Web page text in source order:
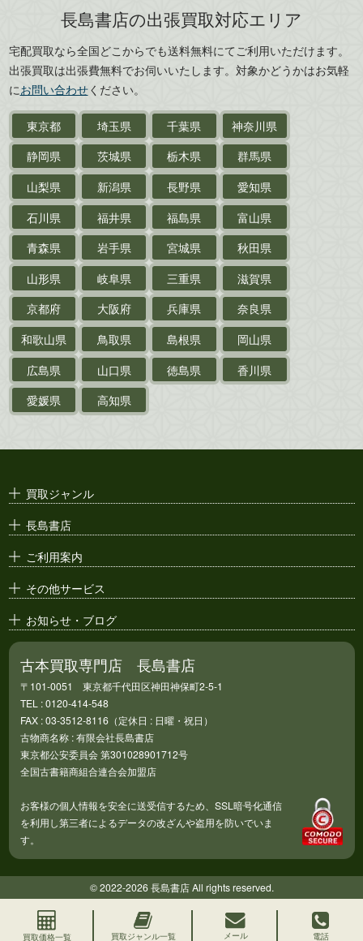
買取価格一覧 買取ジャンル一覧 メール 電話
刀剣・鎧・甲冑
武道書・武術書
近代文学・
サイン色紙
作家草稿・原稿・肉筆物
探偵小説・推理小説
乗物
鉄道・
電車・バス
戦前・戦中の紙物・資料
絵葉書
支那・満洲・朝鮮・
台湾関係古資料
ポスター・チラシ・
島根県
岡山県
徳島県
香川県
愛媛県
長島書店の出張買取対応エリア
宅配買取なら全国どこからでも送料無料にてご利用いただけます。
出張買取は出張費無料でお伺いいたします。対象かどうかはお気軽
にお問い合わせください。
東京都 埼玉県 千葉県
神奈川県
静岡県
茨城県 栃木県
群馬県
山梨県
新潟県 長野県
愛知県
石川県
福井県 福島県
富山県
青森県
岩手県 宮城県
秋田県
山形県
岐阜県 三重県
滋賀県
京都府
大阪府 兵庫県
奈良県
和歌山県
鳥取県 島根県
岡山県
広島県
山口県 徳島県
香川県
愛媛県
高知県
買取ジャンル
長島書店
ご利用案内
その他サービス
お知らせ・ブログ
古本買取専門店 長島書店
〒101-0051 東京都千代田区神田神保町2-5-1
TEL : 0120-414-548
FAX : 03-3512-8116（定休日 : 日曜・祝日）
古物商名称 : 有限会社長島書店
東京都公安委員会 第301028901712号
全国古書籍商組合連合会加盟店
お客様の個人情報を安全に送受信するため、SSL暗号化通信
を利用し第三者によるデータの改ざんや盗用を防いでいま
す。
© 2022-2026 長島書店 All rights reserved.